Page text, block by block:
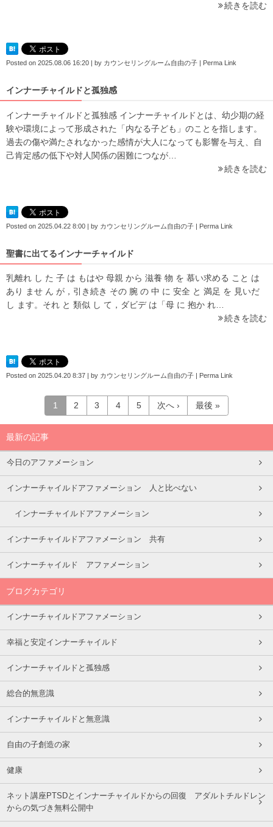
続きを読む
Posted on 2025.08.06 16:20 by カウンセリングルーム自由の子 Perma Link
インナーチャイルドと孤独感
インナーチャイルドと孤独感 インナーチャイルドとは、幼少期の経
験や環境によって形成された「内なる子ども」のことを指します。
過去の傷や満たされなかった感情が大人になっても影響を与え、自
己肯定感の低下や対人関係の困難につなが…
続きを読む
Posted on 2025.04.22 8:00 | by カウンセリングルーム自由の子 | Perma Link
聖書に出てるインナーチャイルド
乳離れ し た 子 は もはや 母親 から 滋養 物 を 慕い求める こと は
あり ませ ん が，引き続き その 腕 の 中 に 安全 と 満足 を 見いだ
し ます。それ と 類似 し て，ダビデ は「母 に 抱か れ…
続きを読む
Posted on 2025.04.20 8:37 | by カウンセリングルーム自由の子 | Perma Link
1 2 3 4 5 次へ › 最後 »
最新の記事
今日のアファメーション
インナーチャイルドアファメーション 人と比べない
インナーチャイルドアファメーション
インナーチャイルドアファメーション 共有
インナーチャイルド アファメーション
ブログカテゴリ
インナーチャイルドアファメーション
幸福と安定インナーチャイルド
インナーチャイルドと孤独感
総合的無意識
インナーチャイルドと無意識
自由の子創造の家
健康
ネット講座PTSDとインナーチャイルドからの回復 アダルトチルドレン
からの気づき無料公開中